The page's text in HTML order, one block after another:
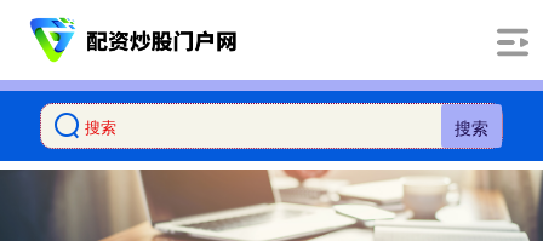
搜索